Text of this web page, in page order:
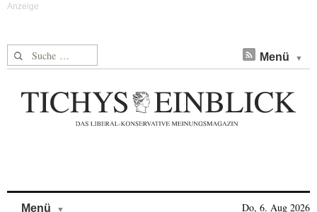
Suche nach: Menü
Menü Do, 6. Aug 2026